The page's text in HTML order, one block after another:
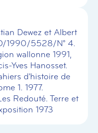
Dewez et Albert
1990/5528/N° 4.
wallonne 1991,
Yves Hanosset.
d'histoire de
1. 1977.
Redouté. Terre et
1973